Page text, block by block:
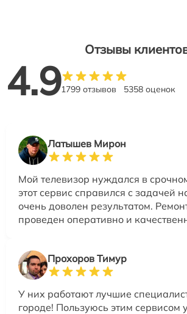
Отзывы
4.91799 отзывов 5358 оценок
Латышев Мирон
Мой телевизор нуждался в
этот сервис справился с задачей
очень доволен результатом.
проведен оперативно и
Прохоров Тимур
У них работают лучшие
городе! Пользуюсь этим сервисом